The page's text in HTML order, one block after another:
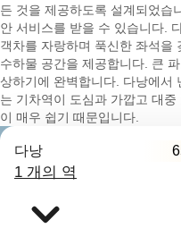
든 것을 제공하도록 설계되었습
안 서비스를 받을 수 있습니다.
객차를 자랑하며 푹신한 좌석을
수하물 공간을 제공합니다. 큰
상하기에 완벽합니다. 다낭에서
는 기차역이 도심과 가깝고 대
이 매우 쉽기 때문입니다.
다낭
1 개의 역